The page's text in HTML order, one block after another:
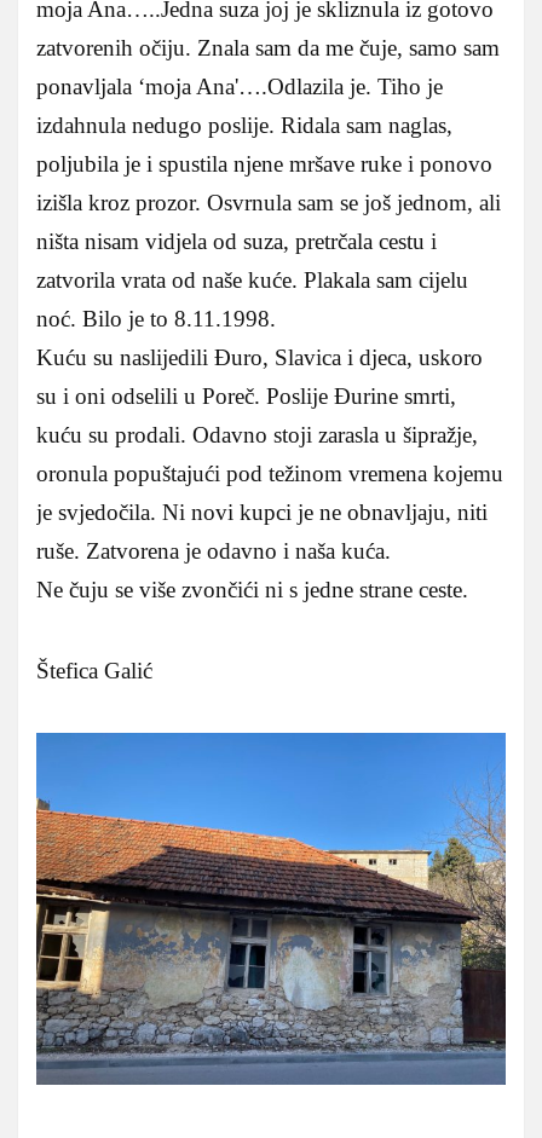
moja Ana…..Jedna suza joj je skliznula iz gotovo
zatvorenih očiju. Znala sam da me čuje, samo sam
ponavljala ‘moja Ana'….Odlazila je. Tiho je
izdahnula nedugo poslije. Ridala sam naglas,
poljubila je i spustila njene mršave ruke i ponovo
izišla kroz prozor. Osvrnula sam se još jednom, ali
ništa nisam vidjela od suza, pretrčala cestu i
zatvorila vrata od naše kuće. Plakala sam cijelu
noć. Bilo je to 8.11.1998.
Kuću su naslijedili Đuro, Slavica i djeca, uskoro
su i oni odselili u Poreč. Poslije Đurine smrti,
kuću su prodali. Odavno stoji zarasla u šipražje,
oronula popuštajući pod težinom vremena kojemu
je svjedočila. Ni novi kupci je ne obnavljaju, niti
ruše. Zatvorena je odavno i naša kuća.
Ne čuju se više zvončići ni s jedne strane ceste.
Štefica Galić